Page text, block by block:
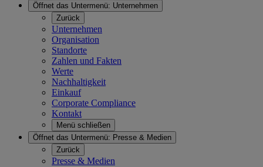
Öffnet das Untermenü: Unternehmen
Zurück
Unternehmen
Organisation
Standorte
Zahlen und Fakten
Werte
Nachhaltigkeit
Einkauf
Corporate Compliance
Kontakt
Menü schließen
Öffnet das Untermenü: Presse & Medien
Zurück
Presse & Medien